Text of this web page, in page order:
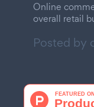
Online
overall retail
Posted by